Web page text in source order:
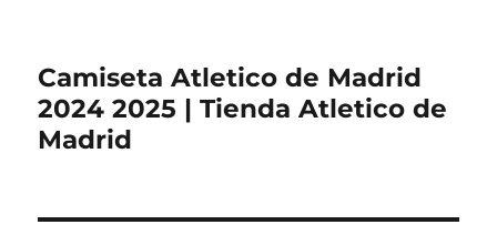
Camiseta Atletico de Madrid
2024 2025 | Tienda Atletico de
Madrid